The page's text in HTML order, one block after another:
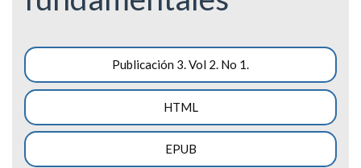
Barra
lateral
del
artículo
Publicación 3. Vol 2. No 1.
HTML
EPUB